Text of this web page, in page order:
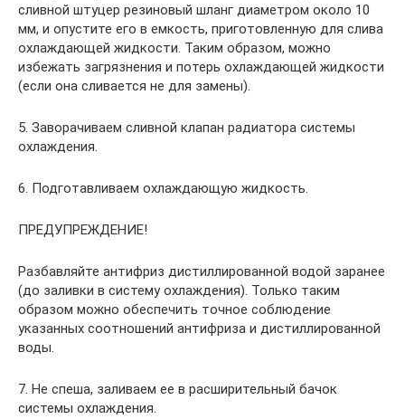
сливной штуцер резиновый шланг диаметром около 10
мм, и опустите его в емкость, приготовленную для слива
охлаждающей жидкости. Таким образом, можно
избежать загрязнения и потерь охлаждающей жидкости
(если она сливается не для замены).
5. Заворачиваем сливной клапан радиатора системы
охлаждения.
6. Подготавливаем охлаждающую жидкость.
ПРЕДУПРЕЖДЕНИЕ!
Разбавляйте антифриз дистиллированной водой заранее
(до заливки в систему охлаждения). Только таким
образом можно обеспечить точное соблюдение
указанных соотношений антифриза и дистиллированной
воды.
7. Не спеша, заливаем ее в расширительный бачок
системы охлаждения.